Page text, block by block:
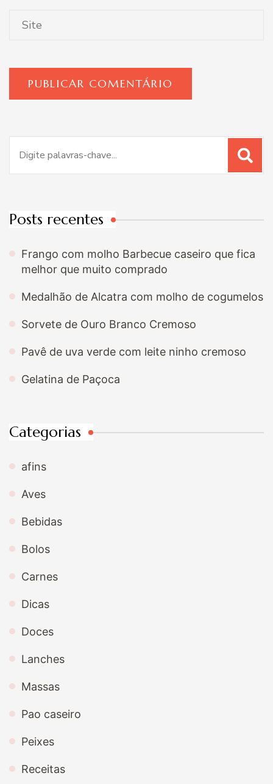
por:
Posts recentes
Frango com molho Barbecue caseiro que fica
melhor que muito comprado
Medalhão de Alcatra com molho de cogumelos
Sorvete de Ouro Branco Cremoso
Pavê de uva verde com leite ninho cremoso
Gelatina de Paçoca
Categorias
afins
Aves
Bebidas
Bolos
Carnes
Dicas
Doces
Lanches
Massas
Pao caseiro
Peixes
Receitas